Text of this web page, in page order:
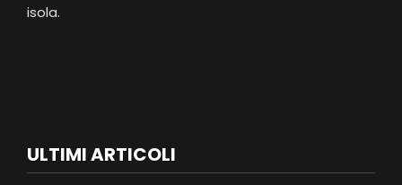
isola.
ULTIMI ARTICOLI